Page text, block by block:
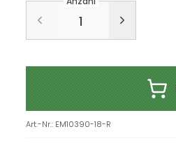
Art.-Nr.: EM10390-18-R